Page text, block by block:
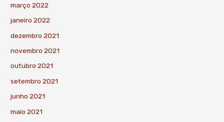
março 2022
janeiro 2022
dezembro 2021
novembro 2021
outubro 2021
setembro 2021
junho 2021
maio 2021